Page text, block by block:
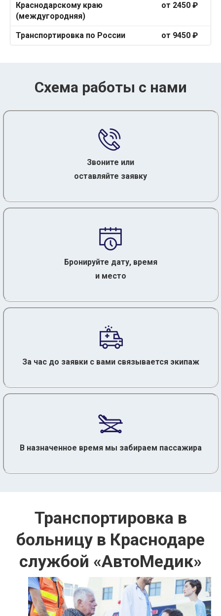
Краснодарскому краю
(междугородняя)
от 2450 ₽
Транспортировка по России от 9450 ₽
Схема работы с нами
Звоните или
оставляйте заявку
Бронируйте дату, время
и место
За час до заявки с вами связывается экипаж
В назначенное время мы забираем пассажира
Транспортировка в
больницу в Краснодаре
службой «АвтоМедик»